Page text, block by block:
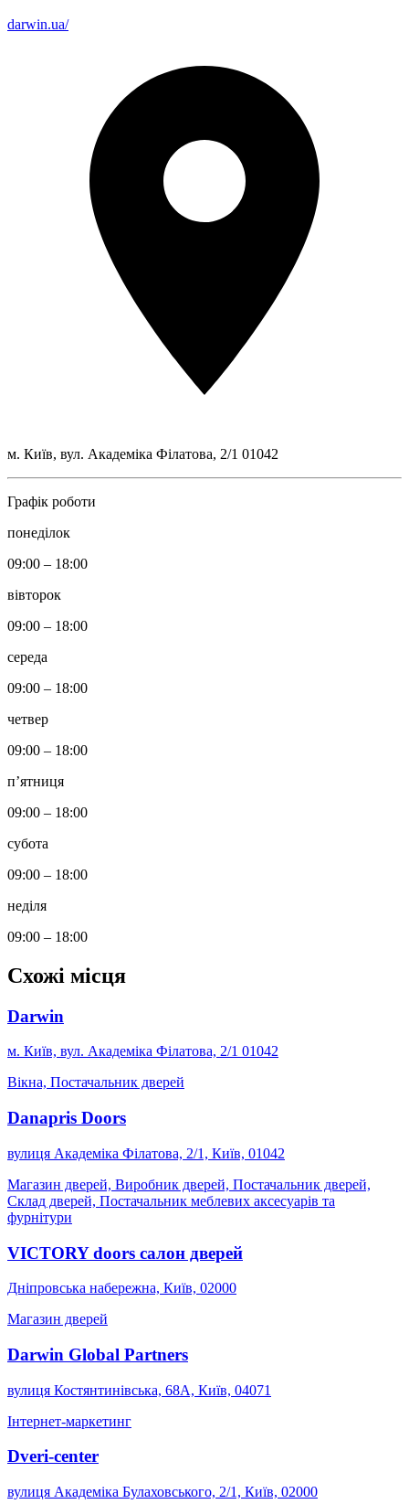
darwin.ua/
м. Київ, вул. Академіка Філатова, 2/1 01042
Графік роботи
понеділок
09:00 – 18:00
вівторок
09:00 – 18:00
середа
09:00 – 18:00
четвер
09:00 – 18:00
п’ятниця
09:00 – 18:00
субота
09:00 – 18:00
неділя
09:00 – 18:00
Схожі місця
Darwin
м. Київ, вул. Академіка Філатова, 2/1 01042
Вікна, Постачальник дверей
Danapris Doors
вулиця Академіка Філатова, 2/1, Київ, 01042
Магазин дверей, Виробник дверей, Постачальник дверей,
Склад дверей, Постачальник меблевих аксесуарів та
фурнітури
VICTORY doors салон дверей
Дніпровська набережна, Київ, 02000
Магазин дверей
Darwin Global Partners
вулиця Костянтинівська, 68А, Київ, 04071
Інтернет-маркетинг
Dveri-center
вулиця Академіка Булаховського, 2/1, Київ, 02000